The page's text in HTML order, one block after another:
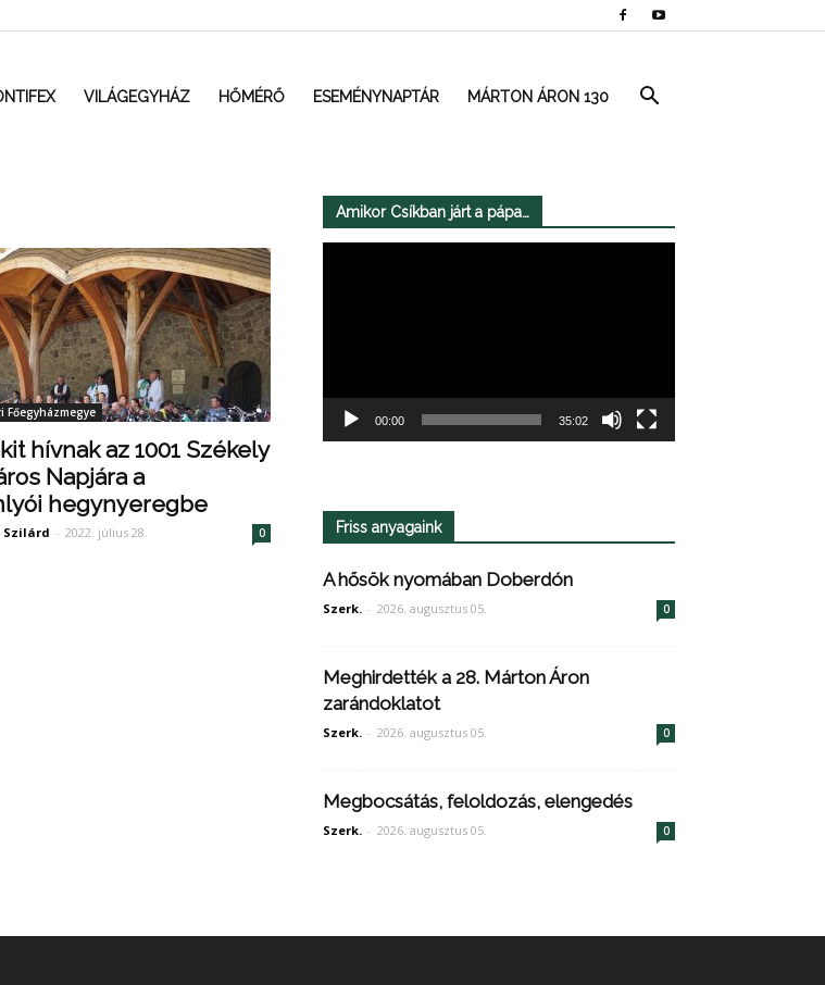
VILÁGEGYHÁZ HŐMÉRŐ ESEMÉNYNAPTÁR MÁRTON ÁRON 130
Főegyházmegye
hívnak az 1001 Székely
Napjára a
hegynyeregbe
Szilárd - 2022. július 28. 0
Amikor Csíkban járt a pápa…
00:00 35:02
Friss anyagaink
A hősök nyomában Doberdón
Szerk. - 2026. augusztus 05. 0
Meghirdették a 28. Márton Áron
zarándoklatot
Szerk. - 2026. augusztus 05. 0
Megbocsátás, feloldozás, elengedés
Szerk. - 2026. augusztus 05. 0